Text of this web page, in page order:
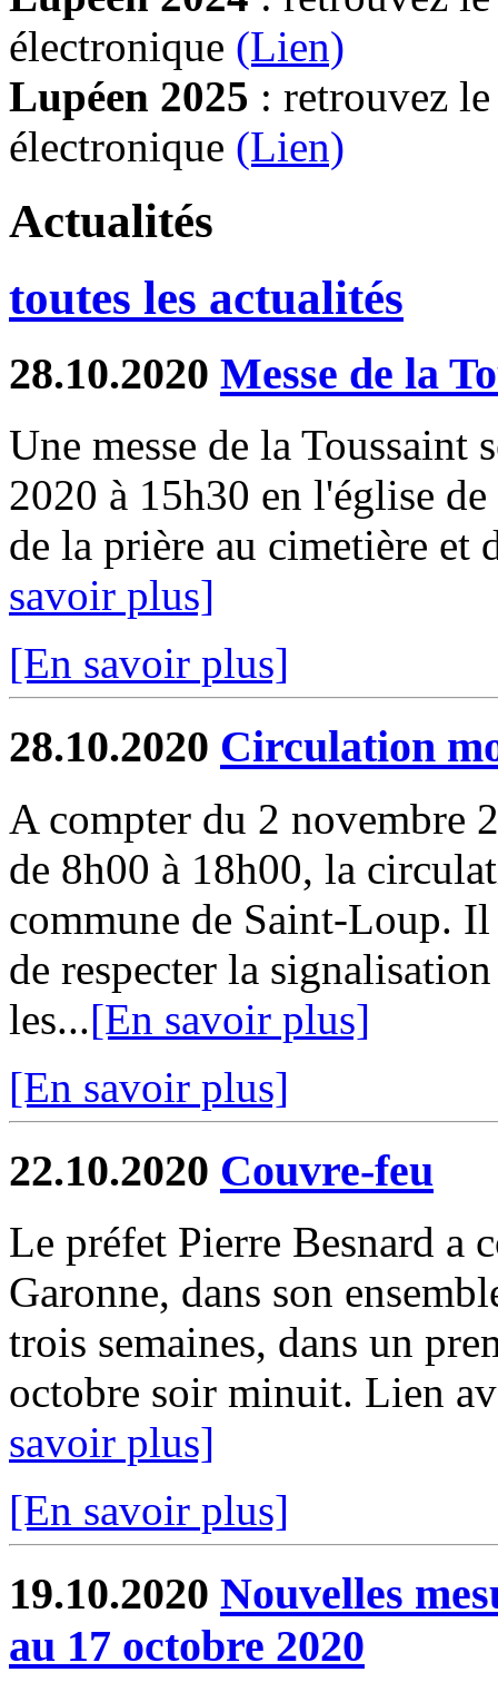
électronique (Lien)
Lupéen 2025 : retrouvez
électronique (Lien)
Actualités
toutes les actualités
28.10.2020 Messe de la
Une messe de la Toussaint
2020 à 15h30 en l'église
de la prière au cimetière et
savoir plus]
[En savoir plus]
28.10.2020 Circulation
A compter du 2 novembre
de 8h00 à 18h00, la
commune de Saint-Loup. Il
de respecter la
les...[En savoir plus]
[En savoir plus]
22.10.2020 Couvre-feu
Le préfet Pierre Besnard a
Garonne, dans son
trois semaines, dans un
octobre soir minuit. Lien
savoir plus]
[En savoir plus]
19.10.2020 Nouvelles
au 17 octobre 2020